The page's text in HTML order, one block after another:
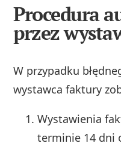
Procedura
przez
W przypadku
wystawca faktury
Wystawienia
terminie 14 dni